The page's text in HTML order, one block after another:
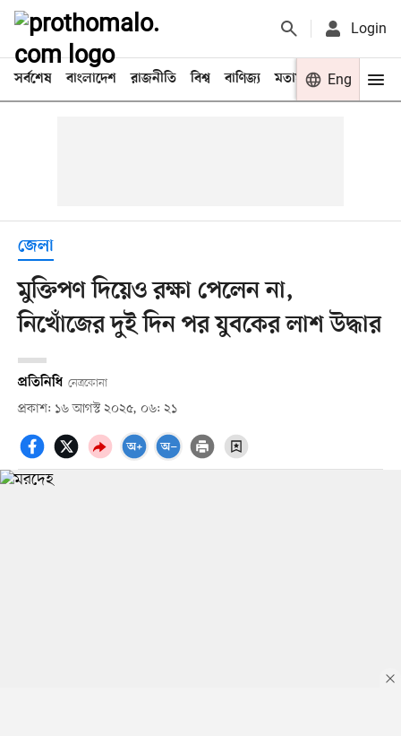
Login
সর্বশেষ বাংলাদেশ রাজনীতি বিশ্ব বাণিজ্য মতামত খেলা
Eng
জেলা
মুক্তিপণ দিয়েও রক্ষা পেলেন না,
নিখোঁজের দুই দিন পর যুবকের লাশ উদ্ধার
প্রতিনিধি নেত্রকোনা
প্রকাশ: ১৬ আগস্ট ২০২৫, ০৬: ২১